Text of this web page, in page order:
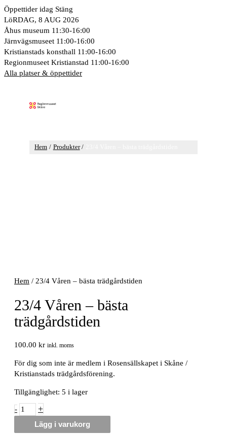
Hoppa
till
innehåll
Öppettider idag Stäng
LöRDAG, 8 AUG 2026
Åhus museum 11:30-16:00
Järnvägsmuseet 11:00-16:00
Kristianstads konsthall 11:00-16:00
Regionmuseet Kristianstad 11:00-16:00
Alla platser & öppettider
Hem Produkter
Hem / 23/4 Våren – bästa trädgårdstiden
23/4 Våren – bästa
trädgårdstiden
100.00 kr inkl. moms
För dig som inte är medlem i Rosensällskapet i Skåne /
Kristianstads trädgårdsförening.
Tillgänglighet: 5 i lager
- 23/4
Våren
+
Lägg i varukorg